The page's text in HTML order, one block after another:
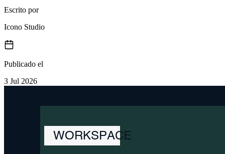
Escrito por
Icono Studio
Publicado el
3 Jul 2026